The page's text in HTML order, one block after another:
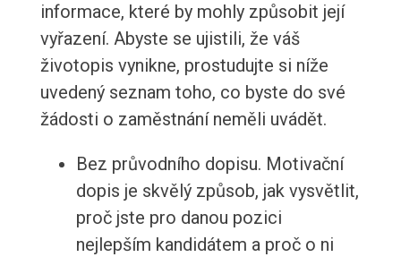
informace, které by mohly způsobit její
vyřazení. Abyste se ujistili, že váš
životopis vynikne, prostudujte si níže
uvedený seznam toho, co byste do své
žádosti o zaměstnání neměli uvádět.
Bez průvodního dopisu. Motivační
dopis je skvělý způsob, jak vysvětlit,
proč jste pro danou pozici
nejlepším kandidátem a proč o ni